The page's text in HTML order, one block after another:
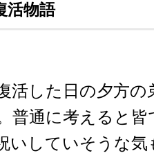
活物語
活した日の夕方の
普通に考えると
いしていそうな